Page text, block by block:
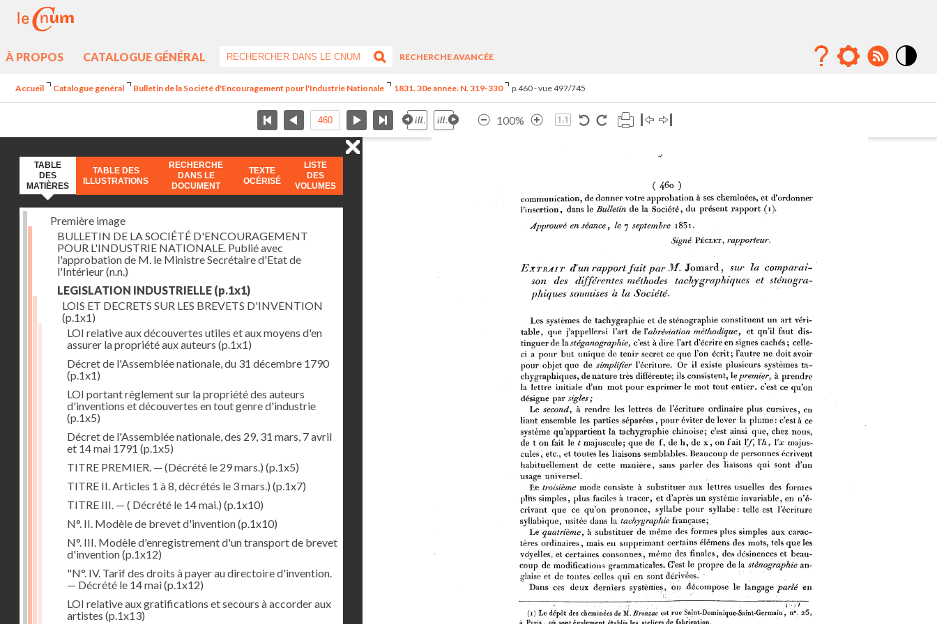
À PROPOS CATALOGUE GÉNÉRAL
RECHERCHE AVANCÉE
Accueil Catalogue général Bulletin de la Société d'Encouragement pour l'Industrie Nationale 1831. 30e année. N. 319-330 p.460 - vue 497/745
100%
TABLE
DES
MATIÈRES
TABLE DES
ILLUSTRATIONS
RECHERCHE
DANS LE
DOCUMENT
TEXTE
OCÉRISÉ
LISTE
DES
VOLUMES
Première image
BULLETIN DE LA SOCIÉTÉ D'ENCOURAGEMENT
POUR L'INDUSTRIE NATIONALE. Publié avec
l'approbation de M. le Ministre Secrétaire d'Etat de
l'Intérieur(n.n.)
LEGISLATION INDUSTRIELLE (p.1x1)
LOIS ET DECRETS SUR LES BREVETS D'INVENTION
(p.1x1)
LOI relative aux découvertes utiles et aux moyens d'en
assurer la propriété aux auteurs (p.1x1)
Décret de l'Assemblée nationale, du 31 décembre 1790
(p.1x1)
LOI portant règlement sur la propriété des auteurs
d'inventions et découvertes en tout genre d'industrie
(p.1x5)
Décret de l'Assemblée nationale, des 29, 31 mars, 7 avril
et 14 mai 1791 (p.1x5)
TITRE PREMIER. — (Décrété le 29 mars.) (p.1x5)
TITRE II. Articles 1 à 8, décrétés le 3 mars.) (p.1x7)
TITRE III. — ( Décrété le 14 mai.) (p.1x10)
N°. II. Modèle de brevet d'invention(p.1x10)
N°. III. Modèle d'enregistrement d'un transport de brevet
d'invention(p.1x12)
"N°. IV. Tarif des droits à payer au directoire d'invention.
— Décrété le 14 mai(p.1x12)
LOI relative aux gratifications et secours à accorder aux
artistes (p.1x13)